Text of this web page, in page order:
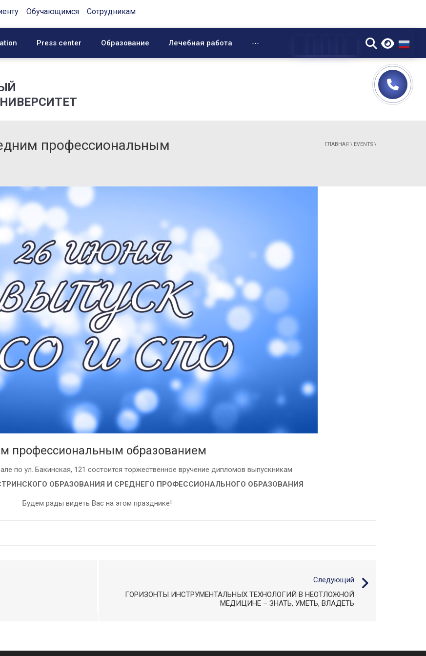
Обучающимся Сотрудникам
Press center Образование Лечебная работа ⋯ ▼
профессиональным
ГЛАВНАЯ \ EVENTS \
профессиональным образованием
по ул. Бакинская, 121 состоится торжественное вручение дипломов выпускникам
ОБРАЗОВАНИЯ И СРЕДНЕГО ПРОФЕССИОНАЛЬНОГО ОБРАЗОВАНИЯ
Будем рады видеть Вас на этом празднике!
Следующий
ГОРИЗОНТЫ ИНСТРУМЕНТАЛЬНЫХ ТЕХНОЛОГИЙ В НЕОТЛОЖНОЙ
МЕДИЦИНЕ – ЗНАТЬ, УМЕТЬ, ВЛАДЕТЬ